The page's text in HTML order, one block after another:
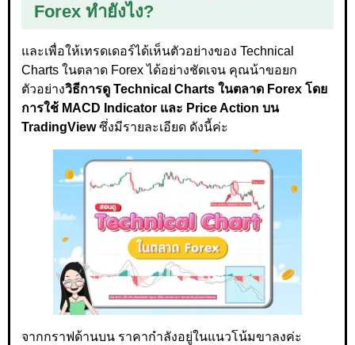
Forex ทำยังไง?
และเพื่อให้เทรดเดอร์ได้เห็นตัวอย่างของ Technical
Charts ในตลาด Forex ได้อย่างชัดเจน คุณน้าขอยก
ตัวอย่างวิธีการดู Technical Charts ในตลาด Forex โดย
การใช้ MACD Indicator และ Price Action บน
TradingViewซึ่งมีรายละเอียด ดังนี้ค่ะ
จากกราฟด้านบน ราคากำลังอยู่ในแนวโน้มขาลงค่ะ